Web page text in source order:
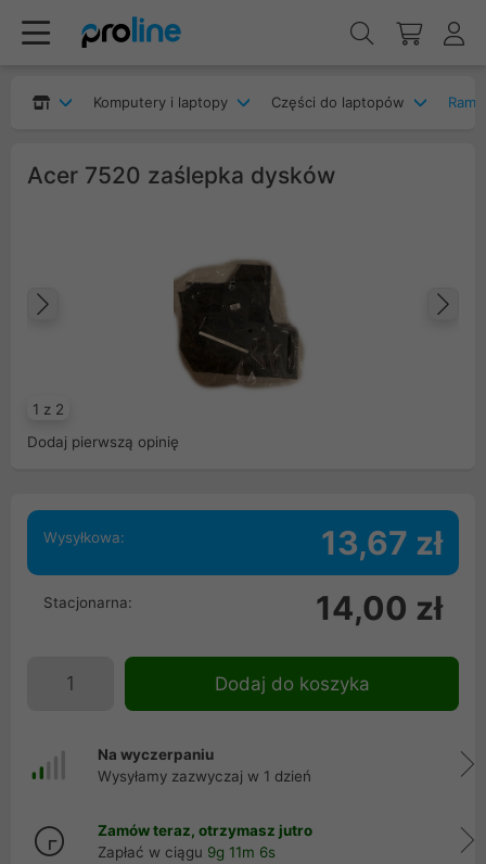
Komputery i laptopy Części do laptopów
Acer 7520 zaślepka dysków
1 z 2
Poprzedni
Dodaj pierwszą opinię
Wysyłkowa: 13,67 zł
Stacjonarna: 14,00 zł
Dodaj do koszyka
Na wyczerpaniu
Wysyłamy zazwyczaj w 1 dzień
Zamów teraz, otrzymasz jutro
Zapłać w ciągu 9g 11m 6s